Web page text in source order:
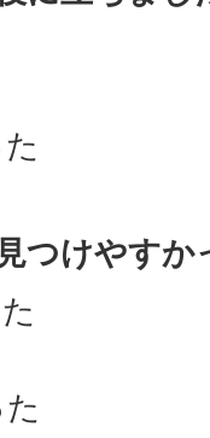
つけやすか